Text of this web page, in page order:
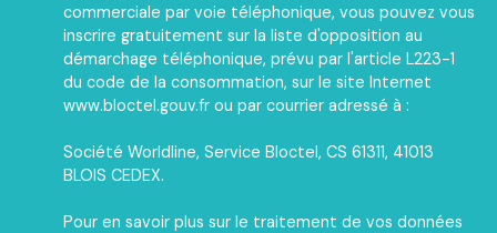
commerciale par voie téléphonique, vous pouvez vous
inscrire gratuitement sur la liste d'opposition au
démarchage téléphonique, prévu par l'article L223-1
du code de la consommation, sur le site Internet
www.bloctel.gouv.fr ou par courrier adressé à :
Société Worldline, Service Bloctel, CS 61311, 41013
BLOIS CEDEX.
Pour en savoir plus sur le traitement de vos données